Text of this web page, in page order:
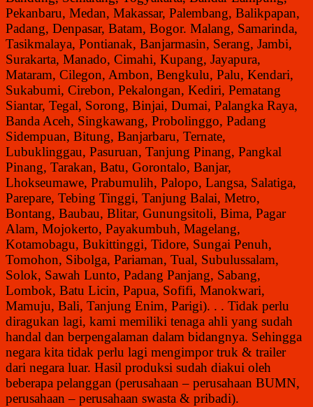
Pekanbaru, Medan, Makassar, Palembang, Balikpapan,
Padang, Denpasar, Batam, Bogor. Malang, Samarinda,
Tasikmalaya, Pontianak, Banjarmasin, Serang, Jambi,
Surakarta, Manado, Cimahi, Kupang, Jayapura,
Mataram, Cilegon, Ambon, Bengkulu, Palu, Kendari,
Sukabumi, Cirebon, Pekalongan, Kediri, Pematang
Siantar, Tegal, Sorong, Binjai, Dumai, Palangka Raya,
Banda Aceh, Singkawang, Probolinggo, Padang
Sidempuan, Bitung, Banjarbaru, Ternate,
Lubuklinggau, Pasuruan, Tanjung Pinang, Pangkal
Pinang, Tarakan, Batu, Gorontalo, Banjar,
Lhokseumawe, Prabumulih, Palopo, Langsa, Salatiga,
Parepare, Tebing Tinggi, Tanjung Balai, Metro,
Bontang, Baubau, Blitar, Gunungsitoli, Bima, Pagar
Alam, Mojokerto, Payakumbuh, Magelang,
Kotamobagu, Bukittinggi, Tidore, Sungai Penuh,
Tomohon, Sibolga, Pariaman, Tual, Subulussalam,
Solok, Sawah Lunto, Padang Panjang, Sabang,
Lombok, Batu Licin, Papua, Sofifi, Manokwari,
Mamuju, Bali, Tanjung Enim, Parigi). . . Tidak perlu
diragukan lagi, kami memiliki tenaga ahli yang sudah
handal dan berpengalaman dalam bidangnya. Sehingga
negara kita tidak perlu lagi mengimpor truk & trailer
dari negara luar. Hasil produksi sudah diakui oleh
beberapa pelanggan (perusahaan – perusahaan BUMN,
perusahaan – perusahaan swasta & pribadi).